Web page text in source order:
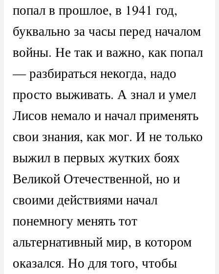
попал в прошлое, в 1941 год,
буквально за часы перед началом
войны. Не так и важно, как попал
— разбираться некогда, надо
просто выживать. А знал и умел
Лисов немало и начал применять
свои знания, как мог. И не только
выжил в первых жутких боях
Великой Отечественной, но и
своими действиями начал
понемногу менять тот
альтернативный мир, в котором
оказался. Но для того, чтобы